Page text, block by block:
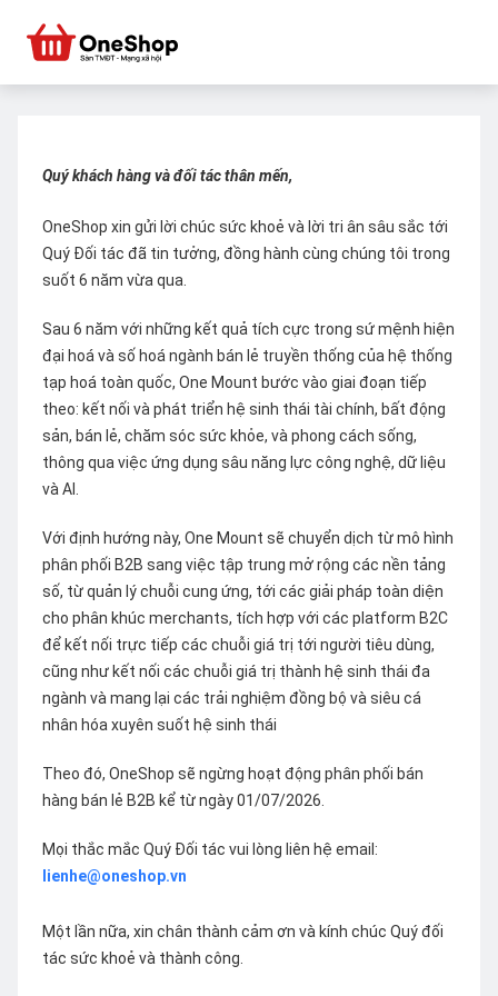
Quý khách hàng và đối tác thân mến,
OneShop xin gửi lời chúc sức khoẻ và lời tri ân sâu sắc tới
Quý Đối tác đã tin tưởng, đồng hành cùng chúng tôi trong
suốt 6 năm vừa qua.
Sau 6 năm với những kết quả tích cực trong sứ mệnh hiện
đại hoá và số hoá ngành bán lẻ truyền thống của hệ thống
tạp hoá toàn quốc, One Mount bước vào giai đoạn tiếp
theo: kết nối và phát triển hệ sinh thái tài chính, bất động
sản, bán lẻ, chăm sóc sức khỏe, và phong cách sống,
thông qua việc ứng dụng sâu năng lực công nghệ, dữ liệu
và AI.
Với định hướng này, One Mount sẽ chuyển dịch từ mô hình
phân phối B2B sang việc tập trung mở rộng các nền tảng
số, từ quản lý chuỗi cung ứng, tới các giải pháp toàn diện
cho phân khúc merchants, tích hợp với các platform B2C
để kết nối trực tiếp các chuỗi giá trị tới người tiêu dùng,
cũng như kết nối các chuỗi giá trị thành hệ sinh thái đa
ngành và mang lại các trải nghiệm đồng bộ và siêu cá
nhân hóa xuyên suốt hệ sinh thái
Theo đó, OneShop sẽ ngừng hoạt động phân phối bán
hàng bán lẻ B2B kể từ ngày 01/07/2026.
Mọi thắc mắc Quý Đối tác vui lòng liên hệ email:
lienhe@oneshop.vn
Một lần nữa, xin chân thành cảm ơn và kính chúc Quý đối
tác sức khoẻ và thành công.